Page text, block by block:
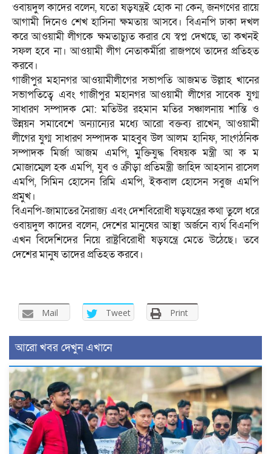
ওবায়দুল কাদের বলেন, যতো ষড়যন্ত্রই হোক না কেন, জনগণের রায়ে
আগামী দিনেও শেখ হাসিনা ক্ষমতায় আসবে। বিএনপি ঢাকা দখল
করে আওয়ামী লীগকে ক্ষমতাচ্যুত করার যে স্বপ্ন দেখছে, তা কখনই
সফল হবে না। আওয়ামী লীগ নেতাকর্মীরা রাজপথে তাদের প্রতিহত
করবে।
গাজীপুর মহানগর আওয়ামীলীগের সভাপতি আজমত উল্লাহ খানের
সভাপতিত্বে এবং গাজীপুর মহানগর আওয়ামী লীগের সাবেক যুগ্ম
সাধারণ সম্পাদক মো: মতিউর রহমান মতির সঞ্চালনায় শান্তি ও
উন্নয়ন সমাবেশে অন্যান্যের মধ্যে আরো বক্তব্য রাখেন, আওয়ামী
লীগের যুগ্ম সাধারণ সম্পাদক মাহবুব উল আলম হানিফ, সাংগঠনিক
সম্পাদক মির্জা আজম এমপি, মুক্তিযুদ্ধ বিষয়ক মন্ত্রী আ ক ম
মোজাম্মেল হক এমপি, যুব ও ক্রীড়া প্রতিমন্ত্রী জাহিদ আহসান রাসেল
এমপি, সিমিন হোসেন রিমি এমপি, ইকবাল হোসেন সবুজ এমপি
প্রমুখ।
বিএনপি-জামাতের নৈরাজ্য এবং দেশবিরোধী ষড়যন্ত্রের কথা তুলে ধরে
ওবায়দুল কাদের বলেন, দেশের মানুষের আস্থা অর্জনে ব্যর্থ বিএনপি
এখন বিদেশিদের নিয়ে রাষ্ট্রবিরোধী ষড়যন্ত্রে মেতে উঠেছে। তবে
দেশের মানুষ তাদের প্রতিহত করবে।
Mail Tweet Print
আরো খবর দেখুন এখানে